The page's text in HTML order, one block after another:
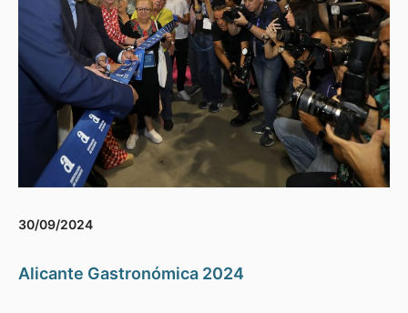
30/09/2024
Alicante Gastronómica 2024